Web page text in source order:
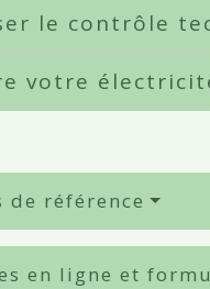
le contrôle
votre
de référence
en ligne et